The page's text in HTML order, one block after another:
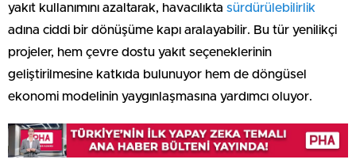
yakıt kullanımını azaltarak, havacılıkta sürdürülebilirlik
adına ciddi bir dönüşüme kapı aralayabilir. Bu tür yenilikçi
projeler, hem çevre dostu yakıt seçeneklerinin
geliştirilmesine katkıda bulunuyor hem de döngüsel
ekonomi modelinin yaygınlaşmasına yardımcı oluyor.